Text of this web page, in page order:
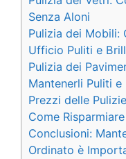
Senza Aloni
Pulizia dei Mobili:
Ufficio Puliti e
Pulizia dei
Mantenerli Puliti e
Prezzi delle
Come Risparmiare
Conclusioni:
Ordinato è